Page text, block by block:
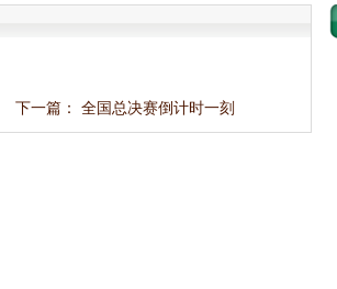
下一篇： 全国总决赛倒计时一刻